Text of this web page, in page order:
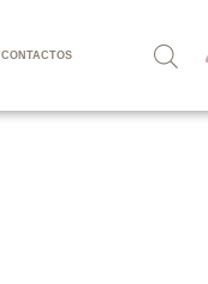
CONTACTOS